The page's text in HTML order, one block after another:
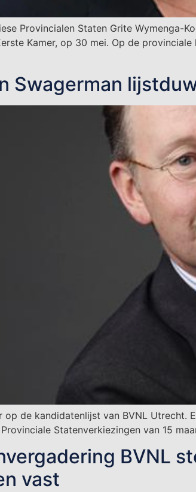
Provincialen Staten Grite Wymenga-
Kamer, op 30 mei. Op de
Swagerman
op de kandidatenlijst van BVNL
Statenverkiezingen van 15
BVNL
vast